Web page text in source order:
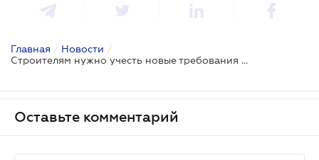
Главная / Новости /
Строителям нужно учесть новые требования по охране труда
Оставьте комментарий